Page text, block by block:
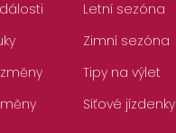
Letní sezóna
Zimní sezóna
Tipy na výlet
Síťové jízdenky